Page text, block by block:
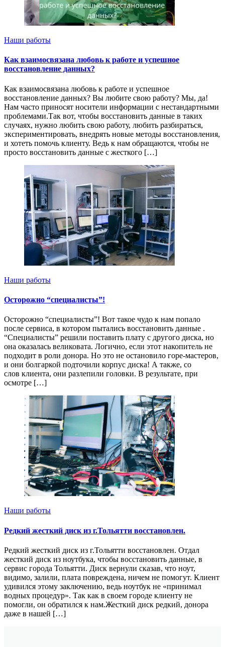
Наши работы
Как взаимосвязана любовь к работе и успешное
восстановление данных?
Как взаимосвязана любовь к работе и успешное
восстановление данных? Вы любите свою работу? Мы, да!
Нам часто приносят носители информации с нестандартными
проблемами.Так вот, чтобы восстановить данные в таких
случаях, нужно любить свою работу, любить разбираться,
экспериментировать, внедрять новые методы восстановления,
и хотеть помочь клиенту. Ведь к нам обращаются, чтобы не
просто восстановить данные с жесткого […]
Наши работы
Осторожно “специалисты”!
Осторожно “специалисты”! Вот такое чудо к нам попало
после сервиса, в котором пытались восстановить данные .
“Специалисты” решили поставить плату с другого диска, но
она оказалась великовата. Логично, если этот накопитель не
подходит в роли донора. Но это не остановило горе-мастеров,
и они болгаркой подточили корпус диска! А также, со
слов клиента, они разлепили головки. В результате, при
осмотре […]
Наши работы
Редкий жесткий диск из г.Тольятти восстановлен.
Редкий жесткий диск из г.Тольятти восстановлен. Отдал
жесткий диск из ноутбука, чтобы восстановить данные, в
сервис города Тольятти. Диск вернули сказав, что ноут,
видимо, залили, плата повреждена, ничем не помогут. Клиент
удивился этому заключению, ведь ноутбук не «принимал
водных процедур». Так как в своем городе клиенту не
помогли, он обратился к нам.Жесткий диск редкий, донора
даже в нашей […]